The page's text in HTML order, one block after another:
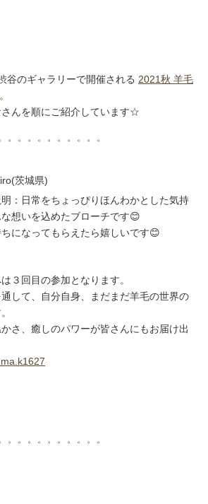
谷のギャラリーで開催される 2021秋 羊毛
。
んを順にご紹介しています☆
゜゜゜゜゜゜゜゜゜
茨城県)
：日常をちょっぴりほんわかとした気持
想いを込めたブローチです😊
になってもらえたら嬉しいです😊
３回目の参加となります。
して、自分自身、まだまだ羊毛の世界の
さ、癒しのパワーが皆さんにもお届け出
゜゜゜゜゜゜゜゜゜